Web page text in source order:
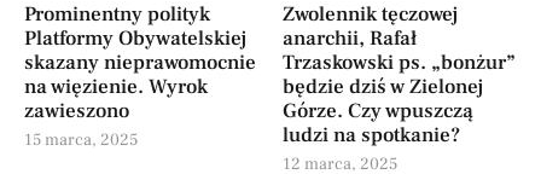
Prominentny polityk
Platformy Obywatelskiej
skazany nieprawomocnie
na więzienie. Wyrok
zawieszono
15 marca, 2025
Zwolennik tęczowej
anarchii, Rafał
Trzaskowski ps. „bonżur”
będzie dziś w Zielonej
Górze. Czy wpuszczą
ludzi na spotkanie?
12 marca, 2025